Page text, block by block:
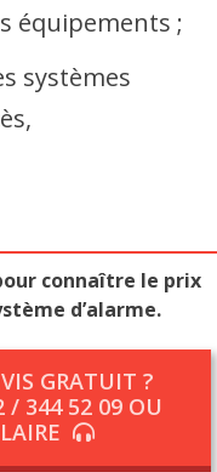
équipements ;
systèmes
connaître le prix
d’alarme.
GRATUIT ?
/ 344 52 09 OU